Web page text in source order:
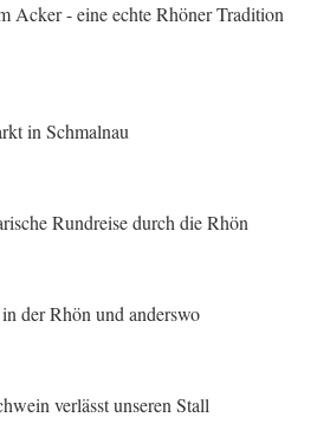
Acker - eine echte Rhöner Tradition
in Schmalnau
Rundreise durch die Rhön
der Rhön und anderswo
verlässt unseren Stall